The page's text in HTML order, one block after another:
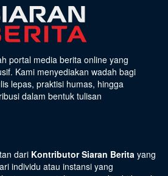
portal media berita online yang
Kami menyediakan wadah bagi
lepas, praktisi humas, hingga
dalam bentuk tulisan
dari Kontributor Siaran Berita yang
individu atau instansi yang